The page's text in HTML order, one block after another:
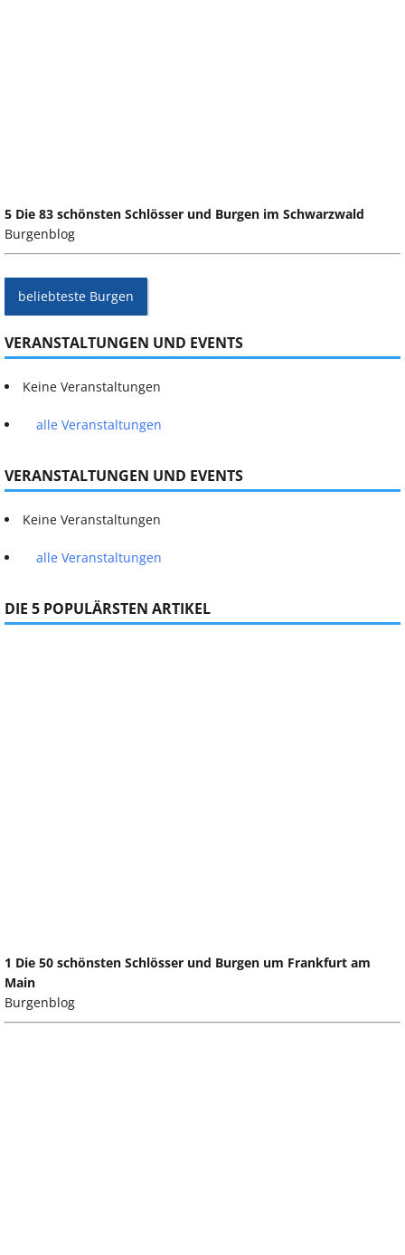
5 Die 83 schönsten Schlösser und Burgen im Schwarzwald
Burgenblog
beliebteste Burgen
VERANSTALTUNGEN UND EVENTS
Keine Veranstaltungen
alle Veranstaltungen
VERANSTALTUNGEN UND EVENTS
Keine Veranstaltungen
alle Veranstaltungen
DIE 5 POPULÄRSTEN ARTIKEL
1 Die 50 schönsten Schlösser und Burgen um Frankfurt am
Main
Burgenblog